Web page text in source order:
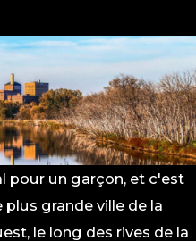
pour un garçon, et c'est
grande ville de la
le long des rives de la